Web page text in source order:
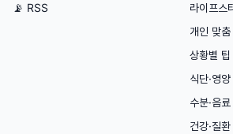
📡 RSS
라이프스
개인 맞
상황별 팁
식단·영양
수분·음료
건강·질환